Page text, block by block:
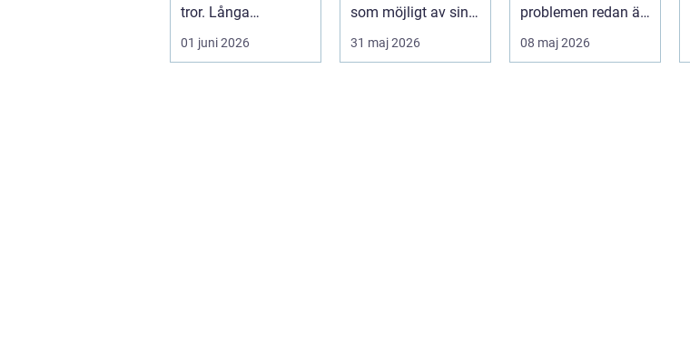
tror. Långa
arbetsdagar på
hårda golv, ...
01 juni 2026
som möjligt av sin
funktion, energi och
trygghet...
31 maj 2026
problemen redan är
ett faktum. Det
handlar ...
08 maj 2026